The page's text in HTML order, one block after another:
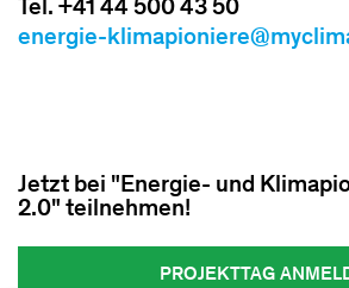
Tel. +41 44 500 43 50
energie-
Jetzt bei "Energie- und
2.0" teilnehmen!
PROJEKTTAG